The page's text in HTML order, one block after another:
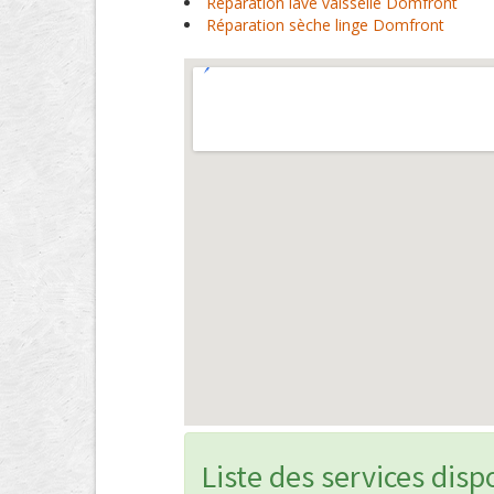
Réparation sèche linge Domfront
Liste des services